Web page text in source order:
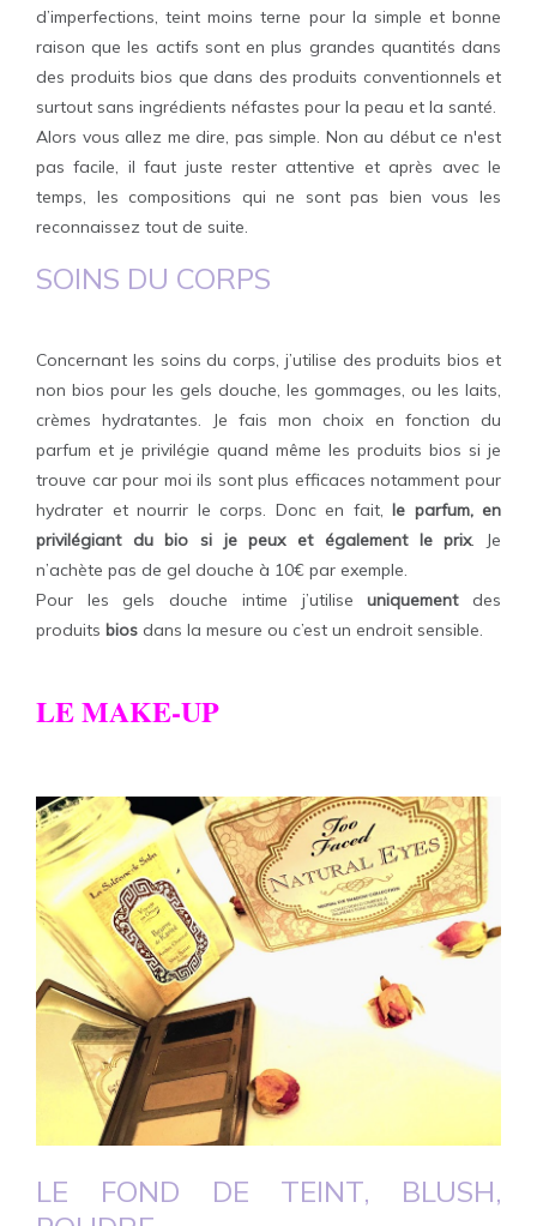
d’imperfections, teint moins terne pour la simple et bonne
raison que les actifs sont en plus grandes quantités dans
des produits bios que dans des produits conventionnels et
surtout sans ingrédients néfastes pour la peau et la santé.
Alors vous allez me dire, pas simple. Non au début ce n'est
pas facile, il faut juste rester attentive et après avec le
temps, les compositions qui ne sont pas bien vous les
reconnaissez tout de suite.
SOINS DU CORPS
Concernant les soins du corps, j’utilise des produits bios et
non bios pour les gels douche, les gommages, ou les laits,
crèmes hydratantes. Je fais mon choix en fonction du
parfum et je privilégie quand même les produits bios si je
trouve car pour moi ils sont plus efficaces notamment pour
hydrater et nourrir le corps. Donc en fait, le parfum, en
privilégiant du bio si je peux et également le prix. Je
n’achète pas de gel douche à 10€ par exemple.
Pour les gels douche intime j’utiliseuniquementdes
produits bios dans la mesure ou c’est un endroit sensible.
LE MAKE-UP
LE FOND DE TEINT, BLUSH,